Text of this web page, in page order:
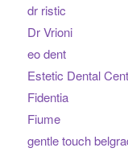
dr ristic
Dr Vrioni
eo dent
Estetic Dental
Fidentia
Fiume
gentle touch